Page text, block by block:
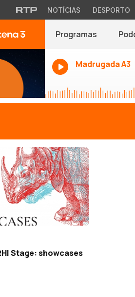
NOTÍCIAS DESPORTO
Programas
Madrugada A3
Stage: showcases